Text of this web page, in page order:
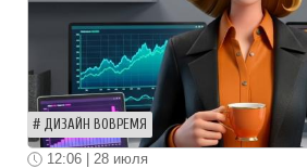
ДИЗАЙН ВОВРЕМЯ
12:06 | 28 июля